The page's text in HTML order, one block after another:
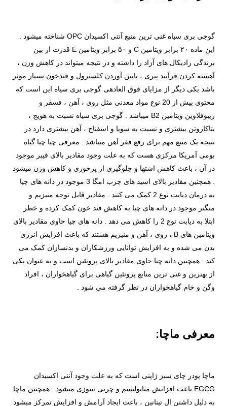
گوجی بری سیاه غنی ترین منبع آنتی اکسیدان OPC شناخته میشود .
این ماده ۲۰ برابر ویتامین C و ۵۰ برابر ویتامین E قدرت از بین
برندگی رادیکال های آزاد را داشته و در نتیجه میتواند در کاهش وزن ،
آهسته کردن فرآیند پیری ، پایین آوردن کلسترول و قندخون بسیار موثر
باشد یکی دیگر از مزایای فوق العادهی گوجی بری سیاه این است که
محتوی بیش از 20 نوع مواد معدنی مثل روی ، آهن ، فسفر و
ریبوفلاوین ویتامین B2 میباشد . گوجی بری سیاه نسبت به هویج ،
بتاکاروتن بیشتری و نسبت به سویا و اسفناج ، آهن بیشتری دارد در
نتیجه یک منبع مهم برای رفع فقر آهن میباشد . معرفی چیا چیا گیاه
بومی آمریکا مرکزی هست که به علت وجود مقادیر بالای فیبر موجود
در آن ، باعث کاهش اشتها و جلوگیری از پرخوری و کاهش وزن میشود
. همچنین مقادیر بالای اسید های چرب امگا 3 موجود در دانه های چیا
به درمان دیابت نوع 2 کمک می کنند . مقادیر قابل توجه منیزیم و
منگنر موجود در دانه های چیا به کاهش قند خون کمک کرده و خطر
ابتلا به دیابت نوع 2 را کاهش می دهد . دانه های چیا حاوی مقادیر بالای
ویتامین های B ، روی ، آهن و منیزیم هستند که باعث افزایش انرژی
بدن می شده و به افزایش توانایی ورزشکاران و بدنسازان کمک می
کند . همچنین دانه چیا حاوی مقادیر بالای پروتئین است و به عنوان یکی
از بهترین و غنی ترین منابع پروتئین گیاهی برای گیاهخواران ، افراد
وگن و خام گیاهخواران در نظر گرفته می شود .
معرفی ماچا:
ماچا پودر چای سبز ژاپنی است که به علت وجود آنتی اکسیدان
EGCG باعث افزایش متابولیسم و چربی سوزی میشود . همچنین ماچا
به دلیل داشتن ال تينانين ، باعث ایجاد آرامش و افزایش تمرکز میشود